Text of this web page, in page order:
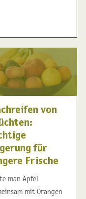
von
für
Frische
man Äpfel
mit Orangen